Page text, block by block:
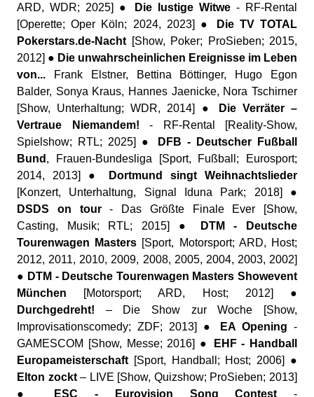
ARD, WDR; 2025] ●
Die lustige Witwe - RF-Rental
[Operette; Oper Köln; 2024, 2023] ●
Die TV TOTAL
Pokerstars.de-Nacht [Show, Poker; ProSieben; 2015,
2012] ● Die unwahrscheinlichen Ereignisse im Leben
von... Frank Elstner, Bettina Böttinger, Hugo Egon
Balder, Sonya Kraus, Hannes Jaenicke, Nora Tschirner
[Show, Unterhaltung; WDR, 2014] ●
Die Verräter –
Vertraue Niemandem! - RF-Rental [Reality-Show,
Spielshow; RTL; 2025] ●
DFB - Deutscher Fußball
Bund , Frauen-Bundesliga [Sport, Fußball; Eurosport;
2014, 2013] ●
Dortmund singt Weihnachtslieder
[Konzert, Unterhaltung, Signal Iduna Park; 2018] ●
DSDS on tour- Das Größte Finale Ever [Show,
Casting, Musik; RTL; 2015] ●
DTM - Deutsche
Tourenwagen Masters [Sport, Motorsport; ARD, Host;
2012, 2011, 2010, 2009, 2008, 2005, 2004, 2003, 2002]
● DTM - Deutsche Tourenwagen Masters Showevent
München [Motorsport; ARD, Host; 2012] ●
Durchgedreht! – Die Show zur Woche [Show,
Improvisationscomedy; ZDF; 2013] ●
EA Opening -
GAMESCOM [Show, Messe; 2016] ●
EHF - Handball
Europameisterschaft [Sport, Handball; Host; 2006] ●
Elton zockt– LIVE [Show, Quizshow; ProSieben; 2013]
●
ESC - Eurovision Song Contest -